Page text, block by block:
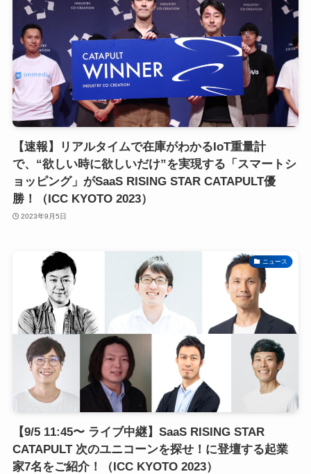
【速報】リアルタイムで在庫がわかるIoT重量計
で、“欲しい時に欲しいだけ”を実現する「スマートシ
ョッピング」がSaaS RISING STAR CATAPULT優
勝！（ICC KYOTO 2023）
2023年9月5日
ニュース
【9/5 11:45〜 ライブ中継】SaaS RISING STAR
CATAPULT 次のユニコーンを探せ！に登壇する起業
家7名をご紹介！（ICC KYOTO 2023）